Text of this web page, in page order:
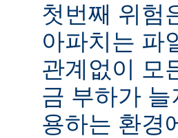
첫번째 위험
아파치는 파
관계없이 모
금 부하가
용하는 환경